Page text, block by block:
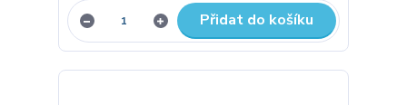
Přidat do košíku